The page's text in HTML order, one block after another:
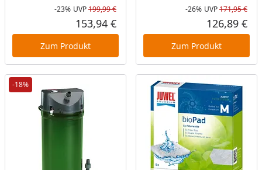
Rabatt in Prozent
-23%
Ursprünglicher Preis
UVP199,99 €
Aktueller Preis
153,94 €
Zum Produkt
-26% UVP171,95 €
126,89 €
Zum Produkt
-18%